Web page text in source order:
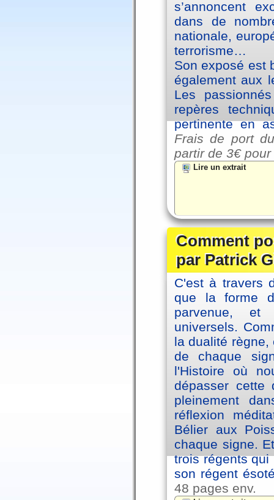
s’annoncent
dans de
nationale,
terrorisme…
Son exposé est
également aux
Les
repères
pertinente en
Frais de port
partir de 3€
Lire un extrait
Comment
par Patrick
C'est à travers
que la forme
parvenue, et
universels.
la dualité
de chaque
l'Histoire où
dépasser cette
pleinement
réflexion
Bélier aux
chaque signe.
trois régents
son régent
48 pages env.